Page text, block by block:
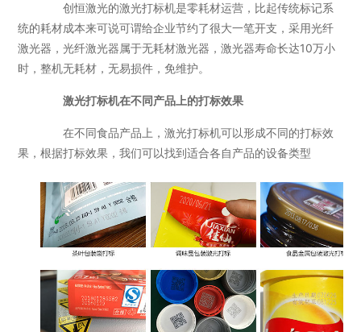
创恒激光的激光打标机是零耗材运营，比起传统标记系
统的耗材成本来可说可谓给企业节约了很大一笔开支，采用光纤
激光器，光纤激光器属于无耗材激光器，激光器寿命长达10万小
时，整机无耗材，无易损件，免维护。
激光打标机在不同产品上的打标效果
在不同食品产品上，激光打标机可以形成不同的打标效
果，根据打标效果，我们可以找到适合各自产品的设备类型